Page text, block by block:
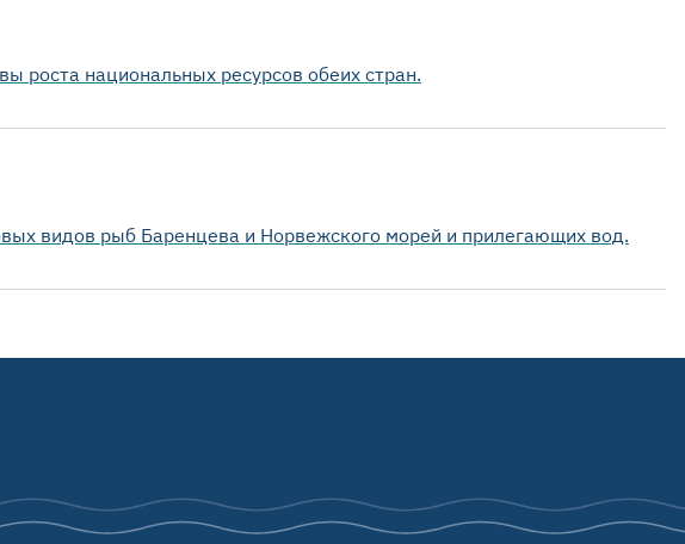
роста национальных ресурсов обеих стран.
видов рыб Баренцева и Норвежского морей и прилегающих вод.